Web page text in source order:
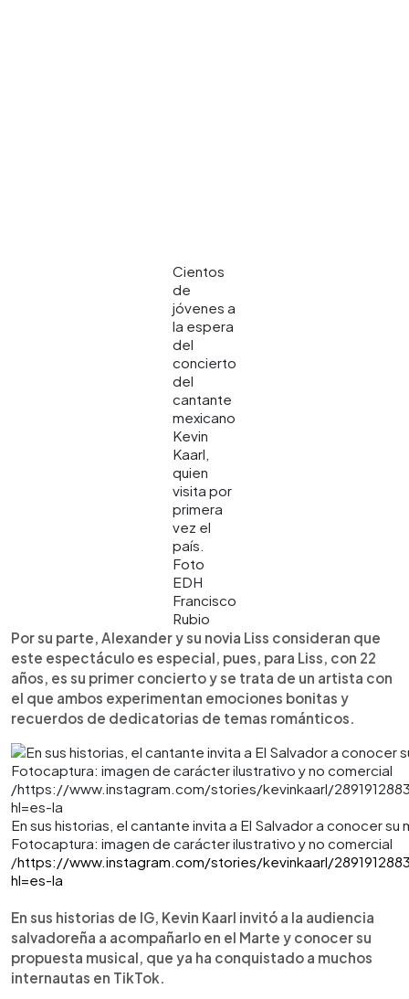
Cientos
de
jóvenes a
la espera
del
concierto
del
cantante
mexicano
Kevin
Kaarl,
quien
visita por
primera
vez el
país.
Foto
EDH
Francisco
Rubio
Por su parte, Alexander y su novia Liss consideran que
este espectáculo es especial, pues, para Liss, con 22
años, es su primer concierto y se trata de un artista con
el que ambos experimentan emociones bonitas y
recuerdos de dedicatorias de temas románticos.
En sus historias, el cantante invita a El Salvador a conocer su
Fotocaptura: imagen de carácter ilustrativo y no comercial
/https://www.instagram.com/stories/kevinkaarl/
hl=es-la
En sus historias de IG, Kevin Kaarl invitó a la audiencia
salvadoreña a acompañarlo en el Marte y conocer su
propuesta musical, que ya ha conquistado a muchos
internautas en TikTok.